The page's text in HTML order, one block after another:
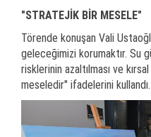
"STRATEJİK BİR MESELE"
Törende konuşan Vali
geleceğimizi korumaktır. Su
risklerinin azaltılması ve
meseledir" ifadelerini kullandı.